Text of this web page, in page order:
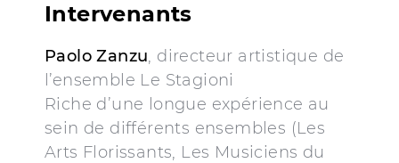
Intervenants
Paolo Zanzu, directeur artistique de
l’ensemble Le Stagioni
Riche d’une longue expérience au
sein de différents ensembles (Les
Arts Florissants, Les Musiciens du